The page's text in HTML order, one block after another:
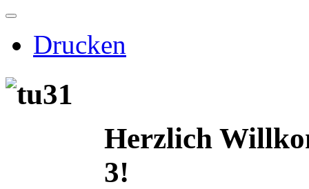
Drucken
Herzlich
3!